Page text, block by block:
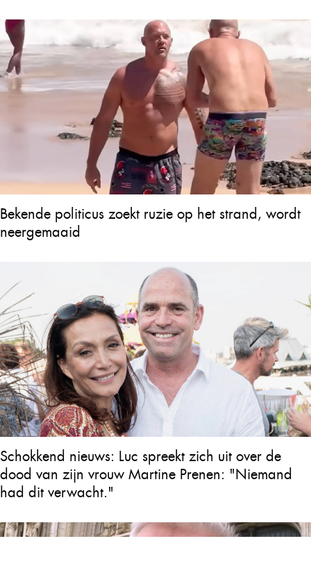
Bekende politicus zoekt ruzie op het strand, wordt
neergemaaid
Schokkend nieuws: Luc spreekt zich uit over de
dood van zijn vrouw Martine Prenen: "Niemand
had dit verwacht."